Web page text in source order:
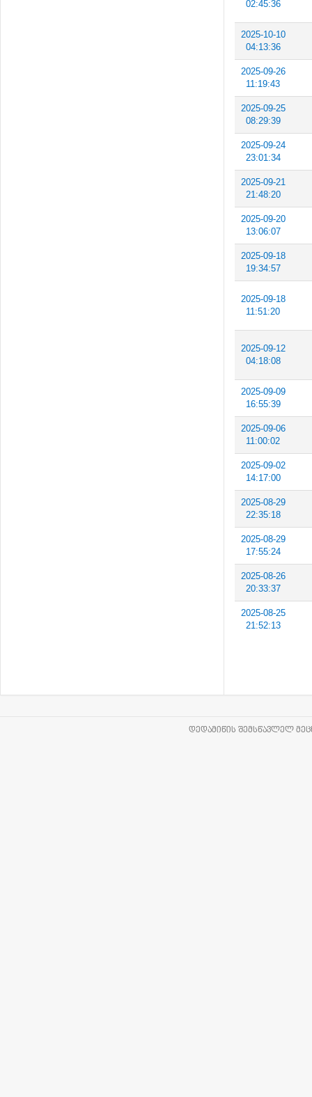
02:45:36
2025-10-10
04:13:36
2025-09-26
11:19:43
2025-09-25
08:29:39
2025-09-24
23:01:34
2025-09-21
21:48:20
2025-09-20
13:06:07
2025-09-18
19:34:57
2025-09-18
11:51:20
2025-09-12
04:18:08
2025-09-09
16:55:39
2025-09-06
11:00:02
2025-09-02
14:17:00
2025-08-29
22:35:18
2025-08-29
17:55:24
2025-08-26
20:33:37
2025-08-25
21:52:13
ᲓᲔᲓᲐᲛᲘᲬᲘᲡ ᲨᲔᲛᲡᲬᲐᲕᲚᲔᲚ